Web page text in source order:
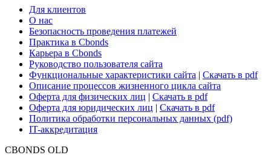
Глоссарий
Поддержка
Для клиентов
О нас
Безопасность проведения платежей
Практика в Cbonds
Карьера в Cbonds
Руководство пользователя сайта
Функциональные характеристики сайта|Скачать в pdf
Описание процессов жизненного цикла сайта
Оферта для физических лиц
Оферта для юридических лиц